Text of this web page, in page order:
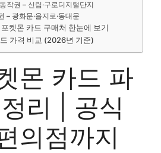
작권 – 신림·구로디지털단지
– 광화문·을지로·동대문
켓몬 카드 구매처 한눈에 보기
가격 비교 (2026년 기준)
몬 카드 파
리 | 공식
의점까지